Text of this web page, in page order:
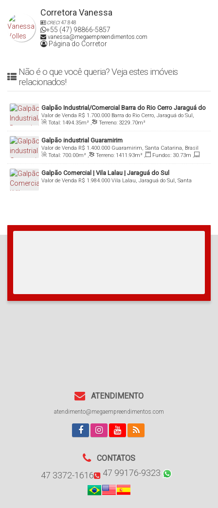
Corretora Vanessa
CRECI47.848
+55 (47) 98866-5857
vanessa@megaempreendimentos.com
Página do Corretor
Não é o que você queria? Veja estes imóveis
relacionados!
Galpão Industrial/Comercial Barra do Rio Cerro Jaraguá do
Sul
R$ 1.700.000
Valor de Venda
Barra do Rio Cerro, Jaraguá do Sul,
Santa Catarina, Brasil
Total: 1494.35m² , Terreno: 3229.70m²
Galpão industrial Guaramirim
R$ 1.400.000
Valor de Venda
Guaramirim, Santa Catarina, Brasil
Total: 700.00m² , Terreno: 1411 .93m² , Fundos: 30.73m ,
Frente: 28.12m , Lado Direito: 43.95m , Lado Esquerdo: 54.28m
Galpão Comercial | Vila Lalau | Jaraguá do Sul
R$ 1.984.000
Valor de Venda
Vila Lalau, Jaraguá do Sul, Santa
ATENDIMENTO
atendimento@megaempreendimentos.com
CONTATOS
47 3372-1616 47 99176-9323